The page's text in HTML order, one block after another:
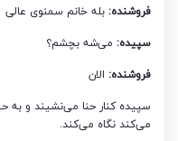
فروشنده: بله خانم سمنوی عالی
سپیده: می‌شه بچشم؟
فروشنده: الان
سپیده کنار حنا می‌نشیند و به
می‌کند نگاه می‌کند.